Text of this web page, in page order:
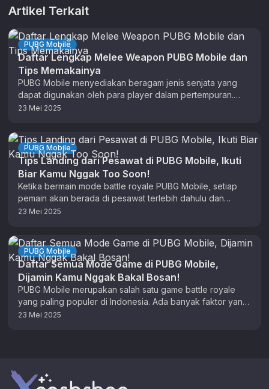
Artikel Terkait
PUBG Mobile
Daftar Lengkap Melee Weapon PUBG Mobile dan
Tips Memakainya
PUBG Mobile menyediakan beragam jenis senjata yang
dapat digunakan oleh para player dalam pertempuran.
Salah satunya yaitu jenis senjata melee, …
23 Mei 2025
PUBG Mobile
Tips Landing dari Pesawat di PUBG Mobile, Ikuti
Biar Kamu Nggak Too Soon!
Ketika bermain mode battle royale PUBG Mobile, setiap
pemain akan berada di pesawat terlebih dahulu dan
melintasi map. Kamu nantinya …
23 Mei 2025
PUBG Mobile
Daftar Semua Mode Game di PUBG Mobile,
Dijamin Kamu Nggak Bakal Bosan!
PUBG Mobile merupakan salah satu game battle royale
yang paling populer di Indonesia. Ada banyak faktor yang
membuat game ini …
23 Mei 2025